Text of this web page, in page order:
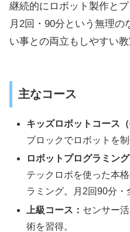
継続的にロボット製作と
月2回・90分という無理
い事との両立もしやすい教
主なコース
キッズロボットコース
ブロックでロボットを
ロボットプログラミン
テックロボを使った本
ラミング。月2回90分・
上級コース： センサー
術を習得。